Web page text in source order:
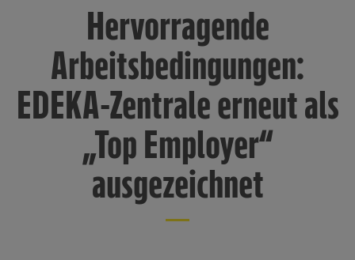
Hervorragende
Arbeitsbedingungen:
EDEKA-Zentrale erneut als
„Top Employer“
ausgezeichnet